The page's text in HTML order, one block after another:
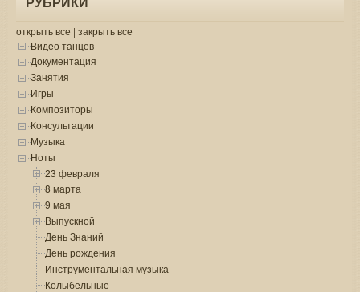
открыть все | закрыть все
Видео танцев
Документация
Занятия
Игры
Композиторы
Консультации
Музыка
Ноты
23 февраля
8 марта
9 мая
Выпускной
День Знаний
День рождения
Инструментальная музыка
Колыбельные